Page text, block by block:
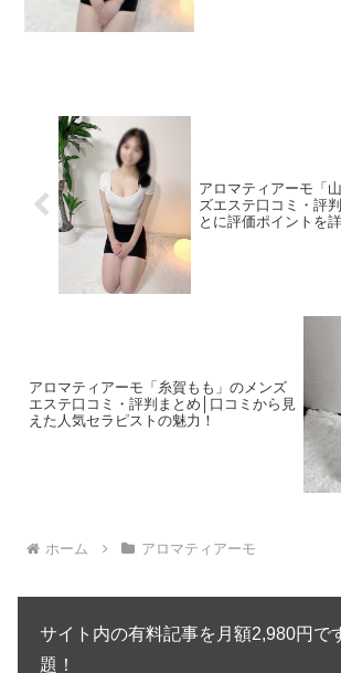
アロマティアーモ「
ズエステ口コミ・評
とに評価ポイントを
アロマティアーモ「糸賀もも」のメンズ
エステ口コミ・評判まとめ│口コミから見
えた人気セラピストの魅力！
ホーム アロマティアーモ
サイト内の有料記事を月額2,980円で
題！